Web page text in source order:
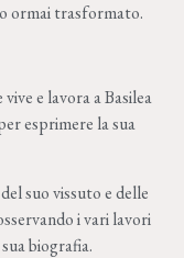
ormai trasformato.
vive e lavora a Basilea
esprimere la sua
suo vissuto e delle
i vari lavori
biografia.